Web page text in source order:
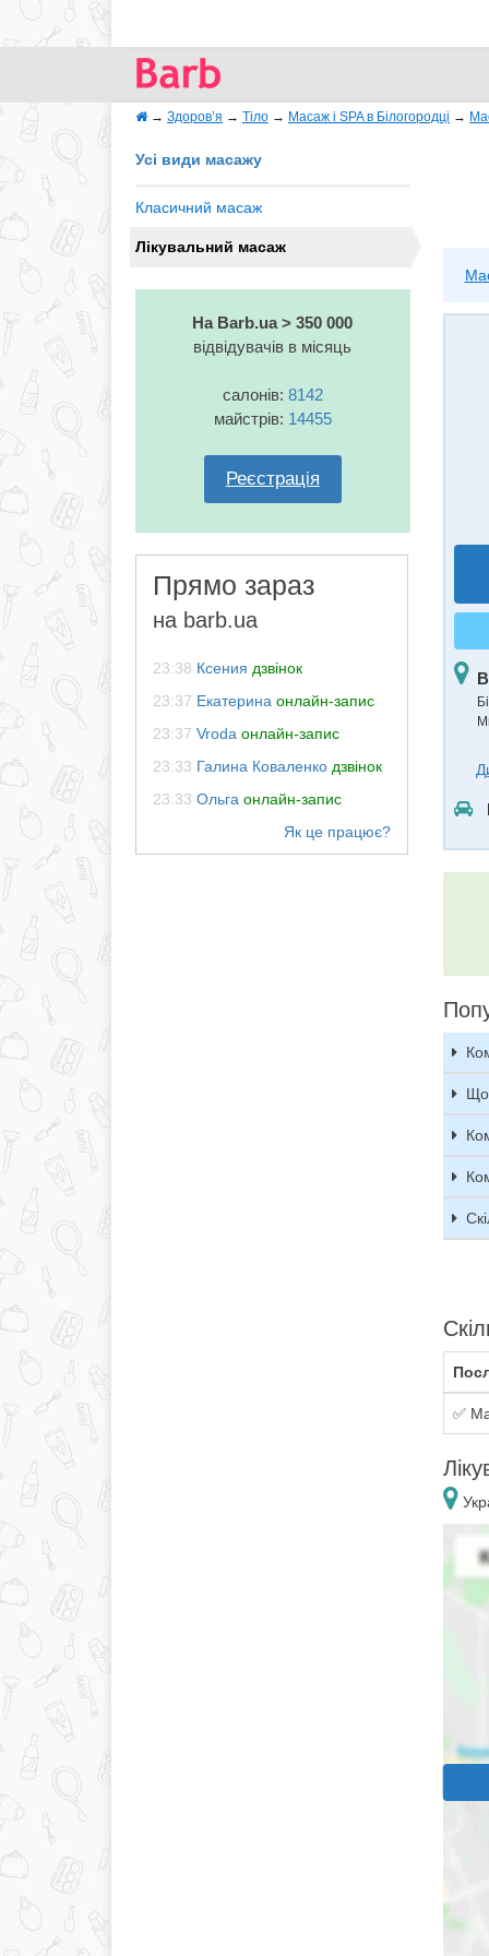
→ Здоров’я → Тіло → Масаж і SPA в Білогородці →
Усі види масажу
Класичний масаж
Лікувальний масаж
На Barb.ua > 350 000
відвідувачів в місяць
салонів: 8142
майстрів: 14455
Реєстрація
Прямо зараз
на barb.ua
23:38 Ксения дзвінок
23:37 Екатерина онлайн-запис
23:37 Vroda онлайн-запис
23:33 Галина Коваленко дзвінок
23:33 Ольга онлайн-запис
Що
✅